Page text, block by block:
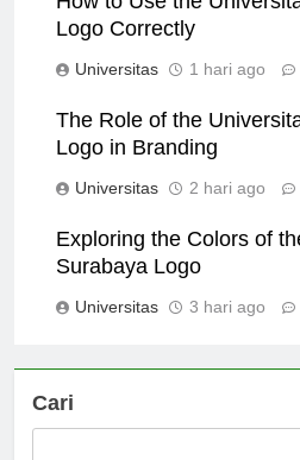
How to Use the
The Role of the
Exploring the Colors of
Cari